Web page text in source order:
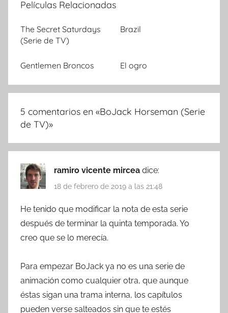
Películas Relacionadas
The Secret Saturdays
(Serie de TV)
Brazil
Gentlemen Broncos El ogro
5 comentarios en «BoJack Horseman (Serie
de TV)»
ramiro vicente mircea dice:
18 de febrero de 2019 a las 21:48
He tenido que modificar la nota de esta serie
después de terminar la quinta temporada. Yo
creo que se lo merecía.
Para empezar BoJack ya no es una serie de
animación como cualquier otra, que aunque
éstas sigan una trama interna, los capítulos
pueden verse salteados sin que te estés